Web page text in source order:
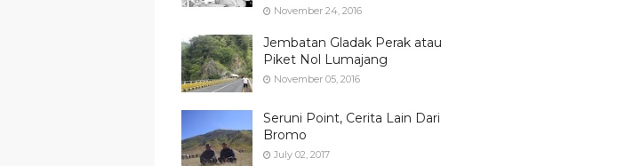
November 24, 2016
Jembatan Gladak Perak atau
Piket Nol Lumajang
November 05, 2016
Seruni Point, Cerita Lain Dari
Bromo
July 02, 2017